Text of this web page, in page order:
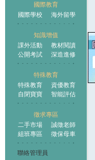
國際教育
國際學校
海外留學
知識增值
課外活動
教材閱讀
公開考試
深造進修
特殊教育
特殊教育
資優教育
自閉寶寶
智能評估
徵求專區
二手市場
誠徵老師
組班專區
徵保母車
聯絡管理員